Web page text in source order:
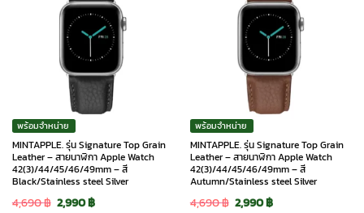
พร้อมจำหน่าย
MINTAPPLE. รุ่น Signature Top Grain
Leather – สายนาฬิกา Apple Watch
42(3)/44/45/46/49mm – สี
Black/Stainless steel Silver
4,690฿ Original
2,990฿Current
พร้อมจำหน่าย
MINTAPPLE. รุ่น Signature Top Grain
Leather – สายนาฬิกา Apple Watch
42(3)/44/45/46/49mm – สี
Autumn/Stainless steel Silver
4,690฿ Original
2,990฿Current